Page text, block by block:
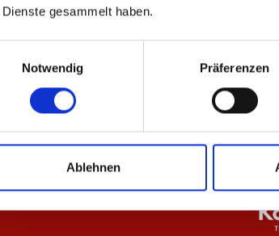
gesammelt haben.
Notwendig
Präferenzen
Ablehnen
Zip Jacke Essentials Anthrazit Unisex
69,95 €